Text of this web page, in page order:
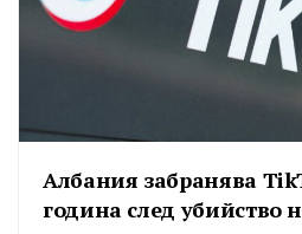
Албания забранява
година след убийство